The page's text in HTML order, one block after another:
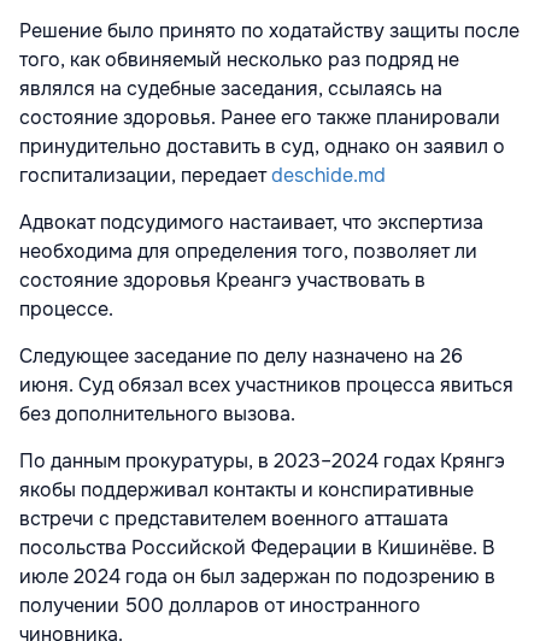
Решение было принято по ходатайству защиты после
того, как обвиняемый несколько раз подряд не
являлся на судебные заседания, ссылаясь на
состояние здоровья. Ранее его также планировали
принудительно доставить в суд, однако он заявил о
госпитализации, передаетdeschide.md
Адвокат подсудимого настаивает, что экспертиза
необходима для определения того, позволяет ли
состояние здоровья Креангэ участвовать в
процессе.
Следующее заседание по делу назначено на 26
июня. Суд обязал всех участников процесса явиться
без дополнительного вызова.
По данным прокуратуры, в 2023–2024 годах Крянгэ
якобы поддерживал контакты и конспиративные
встречи с представителем военного атташата
посольства Российской Федерации в Кишинёве. В
июле 2024 года он был задержан по подозрению в
получении 500 долларов от иностранного
чиновника.